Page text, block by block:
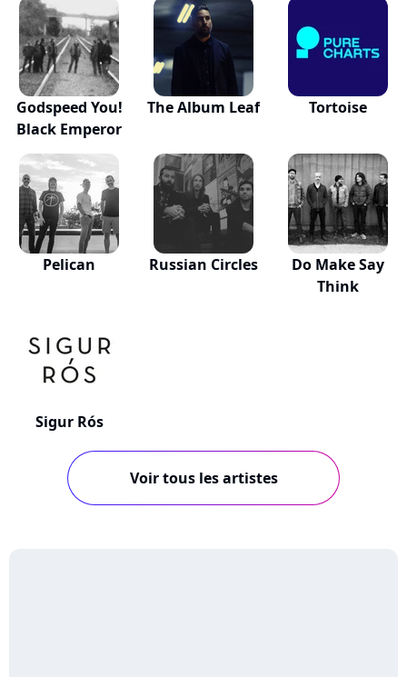
Godspeed You!
Black Emperor
The Album Leaf Tortoise
Pelican Russian Circles
Do Make Say
Think
Sigur Rós
Voir tous les artistes